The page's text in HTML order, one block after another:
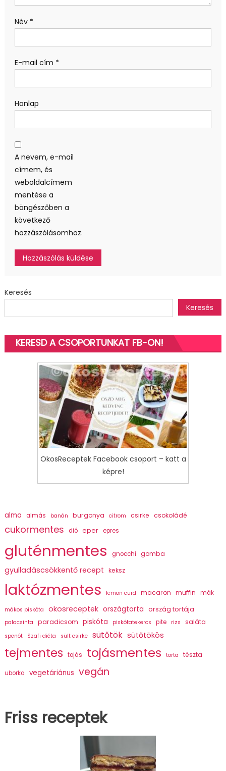
Név *
E-mail cím *
Honlap
A nevem, e-mail
címem, és
weboldalcímem
mentése a
böngészőben a
következő
hozzászólásomhoz.
Keresés
Keresés
KERESD A CSOPORTUNKAT FB-ON!
OkosReceptek Facebook csoport – katt a
képre!
alma almás banán burgonya citrom csirke csokoládé
cukormentes dió eper epres
gluténmentes gnocchi gomba
gyulladáscsökkentő recept keksz
laktózmentes lemon curd macaron muffin mák
mákos piskóta okosreceptek országtorta ország tortája
palacsinta paradicsom piskóta piskótatekercs pite rizs saláta
spenót Szafi diéta sült csirke sütőtök sütőtökös
tejmentes tojás tojásmentes torta tészta
uborka vegetáriánus vegán
Friss receptek